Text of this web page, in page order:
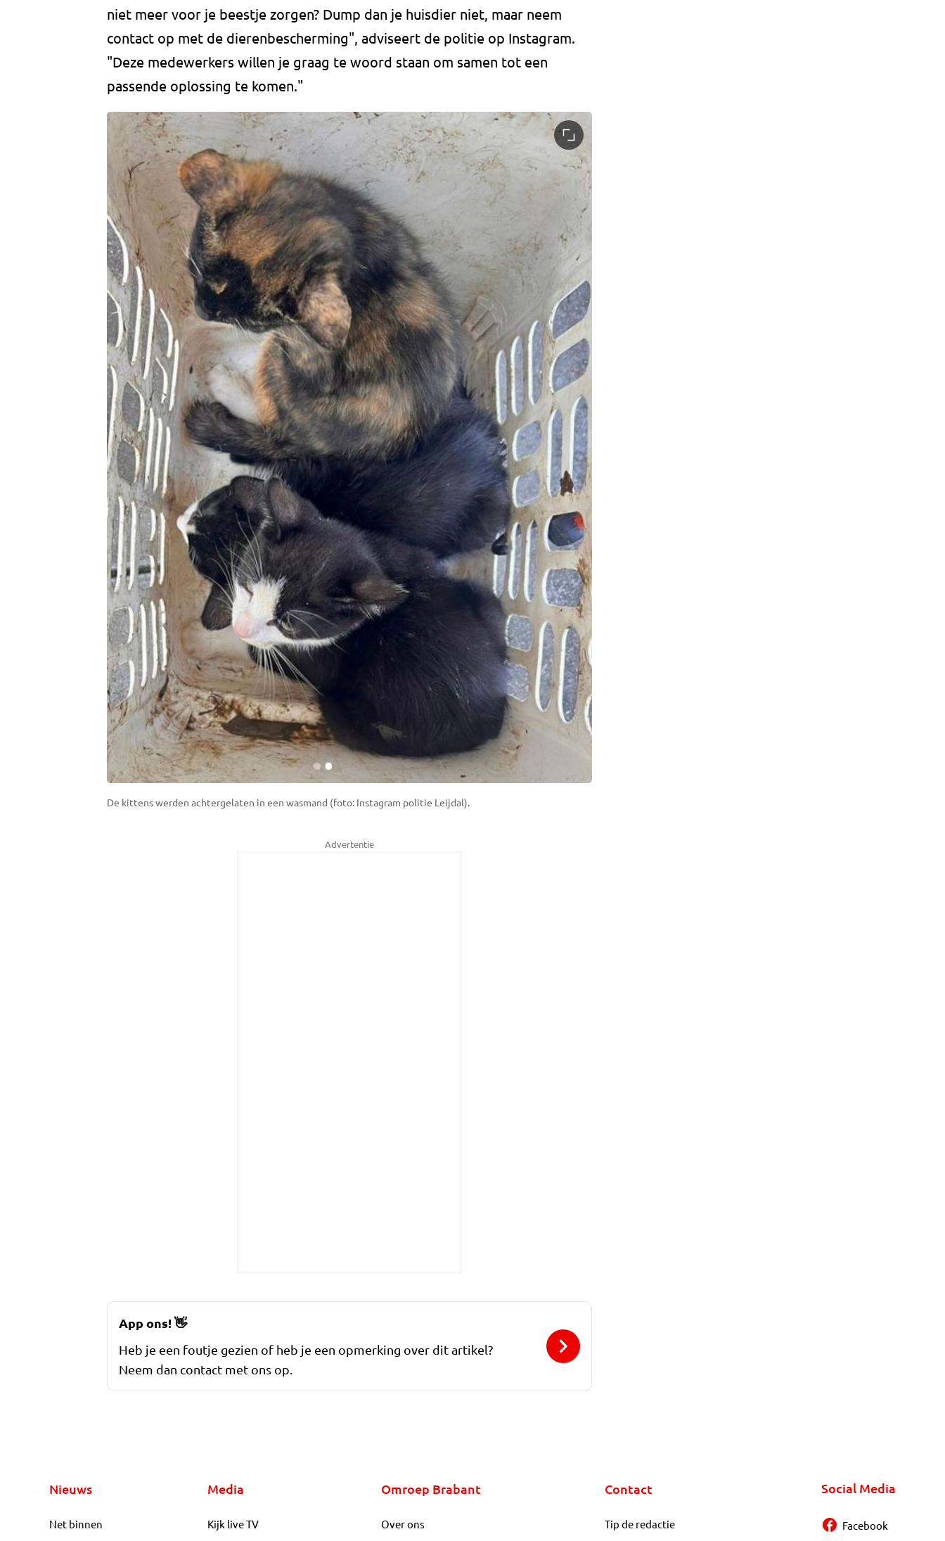
niet meer voor je beestje zorgen? Dump dan je huisdier niet, maar neem
contact op met de dierenbescherming", adviseert de politie op Instagram.
"Deze medewerkers willen je graag te woord staan om samen tot een
passende oplossing te komen."
De kittens werden achtergelaten in een wasmand (foto: Instagram politie Leijdal).
Advertentie
App ons!👋
Heb je een foutje gezien of heb je een opmerking over dit artikel?
Neem dan contact met ons op.
Nieuws
Net binnen
Media
Kijk live TV
Omroep Brabant
Over ons
Contact
Tip de redactie
Social Media
Facebook